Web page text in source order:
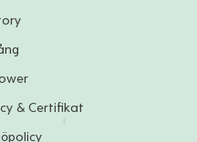
& Certifikat